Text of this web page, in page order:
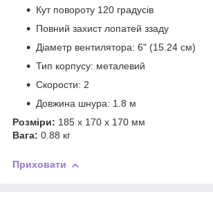
Кут повороту 120 градусів
Повний захист лопатей ззаду
Діаметр вентилятора: 6" (15.24 см)
Тип корпусу: металевий
Скорости: 2
Довжина шнура: 1.8 м
Розміри: 185 х 170 х 170 мм
Вага: 0.88 кг
Приховати